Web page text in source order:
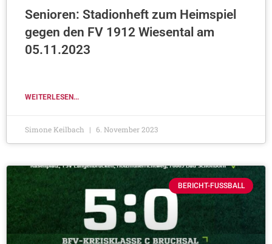
Senioren: Stadionheft zum Heimspiel
gegen den FV 1912 Wiesental am
05.11.2023
WEITERLESEN...
Simone Keilbach 6. November 2023
BERICHT-FUSSBALL